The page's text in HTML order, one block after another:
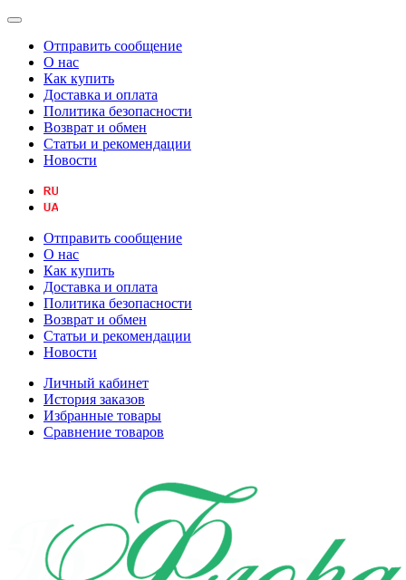
Отправить сообщение
О нас
Как купить
Доставка и оплата
Политика безопасности
Возврат и обмен
Статьи и рекомендации
Новости
Отправить сообщение
О нас
Как купить
Доставка и оплата
Политика безопасности
Возврат и обмен
Статьи и рекомендации
Новости
Личный кабинет
История заказов
Избранные товары
Сравнение товаров